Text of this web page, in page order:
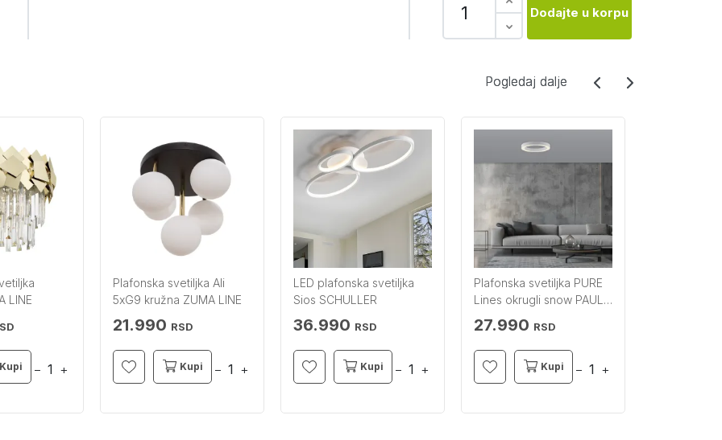
Dodajte u korpu
Pogledaj dalje
LINE
Kupi − +
Plafonska svetiljka Ali
5xG9 kružna ZUMA LINE
21.990 RSD
Kupi − +
LED plafonska svetiljka
Sios SCHULLER
36.990 RSD
Kupi − +
Plafonska svetiljka PURE
Lines okrugli snow PAUL
NEUHAUS
27.990 RSD
Kupi − +
Pogledaj dalje